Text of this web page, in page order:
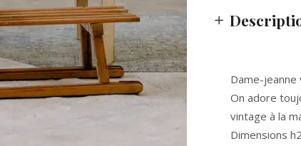
Dame-jeanne
On adore
vintage à la
Dimensions